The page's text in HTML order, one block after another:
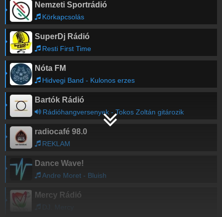
Nemzeti Sportrádió
Körkapcsolás
SuperDj Rádió
Resti First Time
Nóta FM
Hidvegi Band - Kulonos erzes
Bartók Rádió
Rádióhangversenyek - Tokos Zoltán gitározik
radiocafé 98.0
REKLAM
Dance Wave!
Andre Moret - Bluish
Mercy Rádió